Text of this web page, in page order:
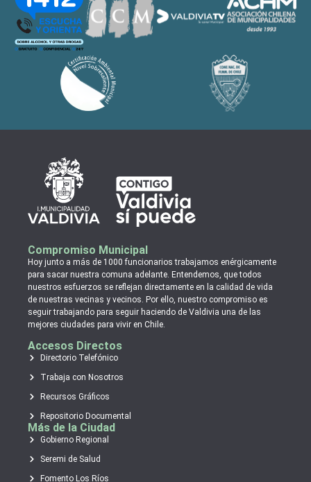
Compromiso Municipal
Hoy junto a más de 1000 funcionarios trabajamos enérgicamente
para sacar nuestra comuna adelante. Entendemos, que todos
nuestros esfuerzos se reflejan directamente en la calidad de vida
de nuestras vecinas y vecinos. Por ello, nuestro compromiso es
seguir trabajando para seguir haciendo de Valdivia una de las
mejores ciudades para vivir en Chile.
Accesos Directos
Directorio Telefónico
Trabaja con Nosotros
Recursos Gráficos
Repositorio Documental
Más de la Ciudad
Gobierno Regional
Seremi de Salud
Fomento Los Ríos